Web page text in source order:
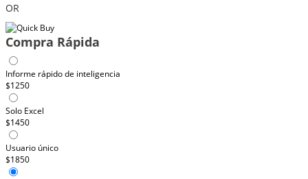
OR
Compra Rápida
Informe rápido de inteligencia
$1250
Solo Excel
$1450
Usuario único
$1850